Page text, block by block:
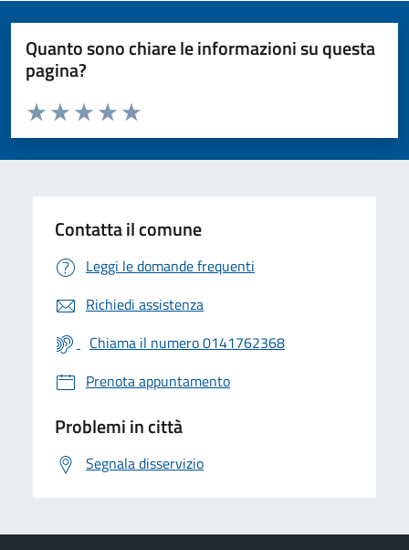
Quanto sono chiare le informazioni su questa
pagina?
Valuta da 1 a 5 stelle la pagina
Valuta 5 stelle su 5
Valuta 4 stelle su 5
Valuta 3 stelle su 5
Valuta 2 stelle su 5
Valuta 1 stelle su 5
Contatta il comune
Leggi le domande frequenti
Richiedi assistenza
Chiama il numero 0141762368
Prenota appuntamento
Problemi in città
Segnala disservizio